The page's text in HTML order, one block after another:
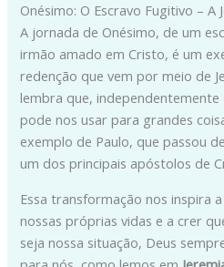
Onésimo: O Escravo Fugitivo – A
A jornada de Onésimo, de um
irmão amado em Cristo, é um
redenção que vem por meio de
lembra que, independentemente
pode nos usar para grandes
exemplo de Paulo, que passou
um dos principais apóstolos de
Essa transformação nos inspira
nossas próprias vidas e a crer
seja nossa situação, Deus